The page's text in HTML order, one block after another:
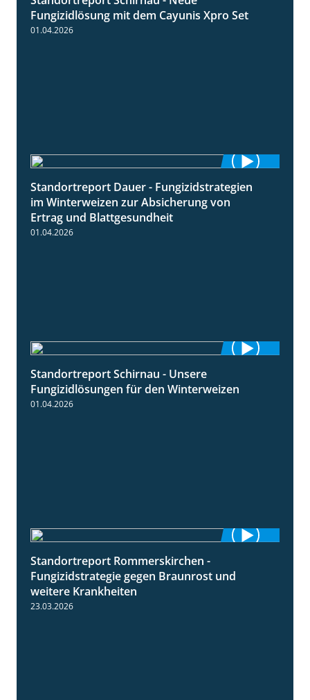
Fungizidlösung mit dem Cayunis Xpro Set
01.04.2026
5:10
Standortreport Dauer - Fungizidstrategien
im Winterweizen zur Absicherung von
Ertrag und Blattgesundheit
01.04.2026
Standortreport Schirnau - Unsere
Fungizidlösungen für den Winterweizen
01.04.2026
Standortreport Rommerskirchen -
Fungizidstrategie gegen Braunrost und
weitere Krankheiten
23.03.2026